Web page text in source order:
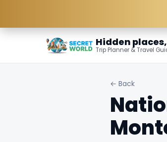
Hidden
Trip Planner & Travel
← Back